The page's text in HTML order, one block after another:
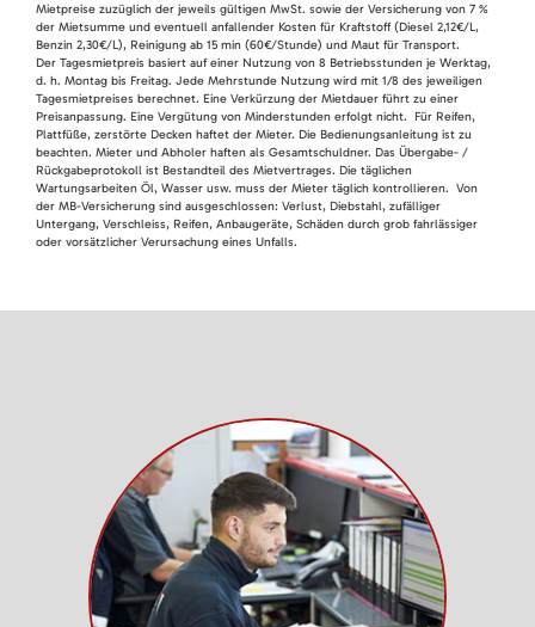
Mietpreise zuzüglich der jeweils gültigen MwSt. sowie der Versicherung von 7 %
der Mietsumme und eventuell anfallender Kosten für Kraftstoff (Diesel 2,12€/L,
Benzin 2,30€/L), Reinigung ab 15 min (60€/Stunde) und Maut für Transport.
Der Tagesmietpreis basiert auf einer Nutzung von 8 Betriebsstunden je Werktag,
d. h. Montag bis Freitag. Jede Mehrstunde Nutzung wird mit 1/8 des jeweiligen
Tagesmietpreises berechnet. Eine Verkürzung der Mietdauer führt zu einer
Preisanpassung. Eine Vergütung von Minderstunden erfolgt nicht. Für Reifen,
Plattfüße, zerstörte Decken haftet der Mieter. Die Bedienungsanleitung ist zu
beachten. Mieter und Abholer haften als Gesamtschuldner. Das Übergabe- /
Rückgabeprotokoll ist Bestandteil des Mietvertrages. Die täglichen
Wartungsarbeiten Öl, Wasser usw. muss der Mieter täglich kontrollieren. Von
der MB-Versicherung sind ausgeschlossen: Verlust, Diebstahl, zufälliger
Untergang, Verschleiss, Reifen, Anbaugeräte, Schäden durch grob fahrlässiger
oder vorsätzlicher Verursachung eines Unfalls.